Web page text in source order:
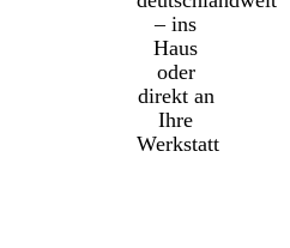
– ins
Haus
oder
direkt an
Ihre
Werkstatt